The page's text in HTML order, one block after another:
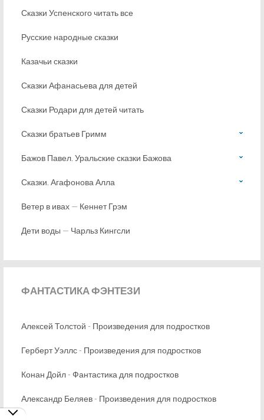
Сказки Успенского читать все
Русские народные сказки
Казачьи сказки
Сказки Афанасьева для детей
Сказки Родари для детей читать
Сказки братьев Гримм
Бажов Павел. Уральские сказки Бажова
Сказки. Агафонова Алла
Ветер в ивах — Кеннет Грэм
Дети воды — Чарльз Кингсли
ФАНТАСТИКАФЭНТЕЗИ
Алексей Толстой - Произведения для подростков
Герберт Уэллс - Произведения для подростков
Конан Дойл - Фантастика для подростков
Александр Беляев - Произведения для подростков